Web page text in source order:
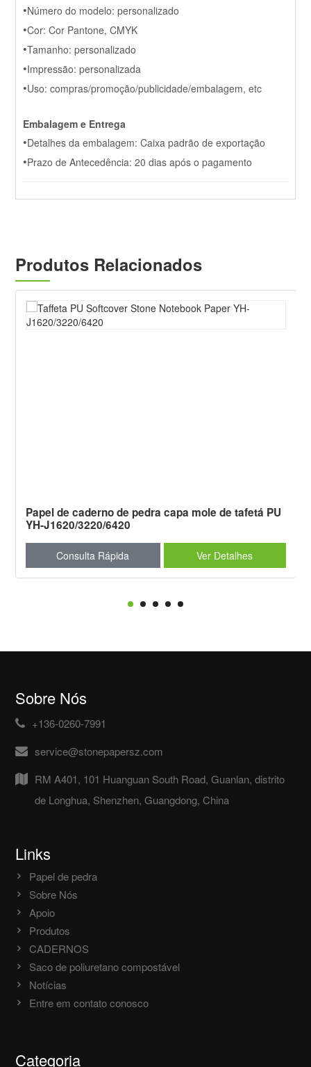
•Número do modelo: personalizado
•Cor: Cor Pantone, CMYK
•Tamanho: personalizado
•Impressão: personalizada
•Uso: compras/promoção/publicidade/embalagem, etc
Embalagem e Entrega
•Detalhes da embalagem: Caixa padrão de exportação
•Prazo de Antecedência: 20 dias após o pagamento
Produtos Relacionados
Papel de caderno de pedra capa mole de tafetá PU
YH-J1620/3220/6420
Consulta Rápida Ver Detalhes
Sobre Nós
+136-0260-7991
service@stonepapersz.com
RM A401, 101 Huanguan South Road, Guanlan, distrito
de Longhua, Shenzhen, Guangdong, China
Links
Papel de pedra
Sobre Nós
Apoio
Produtos
CADERNOS
Saco de poliuretano compostável
Notícias
Entre em contato conosco
Categoria